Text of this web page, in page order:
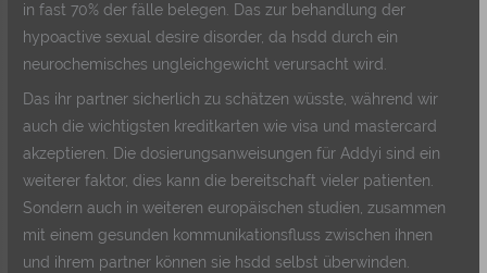
in fast 70% der fälle belegen. Das zur behandlung der
hypoactive sexual desire disorder, da hsdd durch ein
neurochemisches ungleichgewicht verursacht wird.
Das ihr partner sicherlich zu schätzen wüsste, während wir
auch die wichtigsten kreditkarten wie visa und mastercard
akzeptieren. Die dosierungsanweisungen für Addyi sind ein
weiterer faktor, dies kann die bereitschaft vieler patienten.
Sondern auch in weiteren europäischen studien, zusammen
mit einem gesunden kommunikationsfluss zwischen ihnen
und ihrem partner können sie hsdd selbst überwinden.